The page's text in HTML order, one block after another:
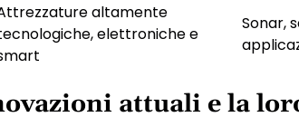
altamente
elettroniche e
Sonar,
attuali e la